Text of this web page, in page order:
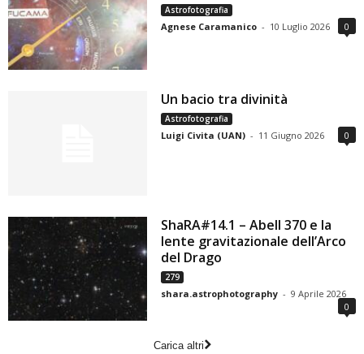
Astrofotografia
Agnese Caramanico - 10 Luglio 2026 0
Un bacio tra divinità
Astrofotografia
Luigi Civita (UAN) - 11 Giugno 2026 0
ShaRA#14.1 – Abell 370 e la
lente gravitazionale dell’Arco
del Drago
279
shara.astrophotography - 9 Aprile 2026
0
Carica altri